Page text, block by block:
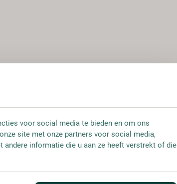
voor social media te bieden en om ons
site met onze partners voor social media,
andere informatie die u aan ze heeft verstrekt of die